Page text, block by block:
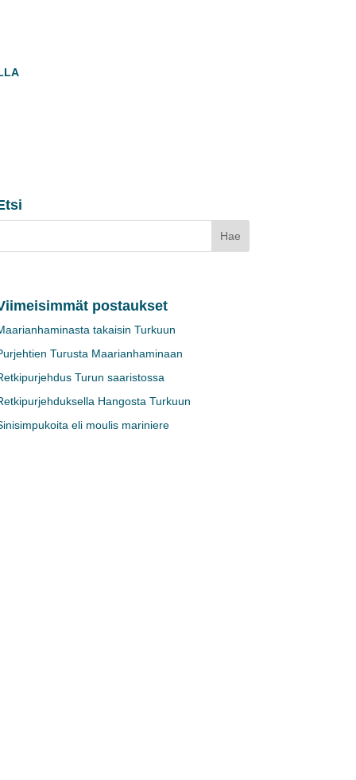
postaukset
takaisin Turkuun
Turusta Maarianhaminaan
Turun saaristossa
Hangosta Turkuun
eli moulis mariniere